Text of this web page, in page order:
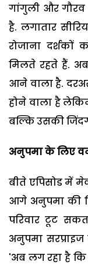
गांगुली और
है. लगातार
रोजाना दर्शकों
मिलते रहते हैं.
आने वाला है.
होने वाला है
बल्कि उसकी
अनुपमा के लिए
बीते एपिसोड में
आगे अनुपमा की
परिवार टूट
अनुपमा
'अब लग रहा है